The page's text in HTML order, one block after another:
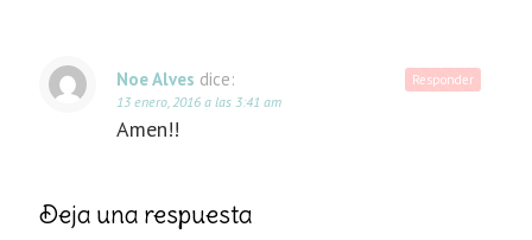
Noe Alves dice:
13 enero, 2016 a las 3:41 am
Amen!!
Responder
Deja una respuesta